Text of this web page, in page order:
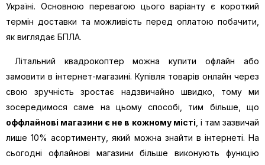
Україні. Основною перевагою цього варіанту є короткий
термін доставки та можливість перед оплатою побачити,
як виглядає БПЛА.
Літальний квадрокоптер можна купити офлайн або
замовити в інтернет-магазині. Купівля товарів онлайн через
свою зручність зростає надзвичайно швидко, тому ми
зосередимося саме на цьому способі, тим більше, що
оффлайнові магазини є не в кожному місті , і там зазвичай
лише 10% асортименту, який можна знайти в інтернеті. На
сьогодні офлайнові магазини більше виконують функцію